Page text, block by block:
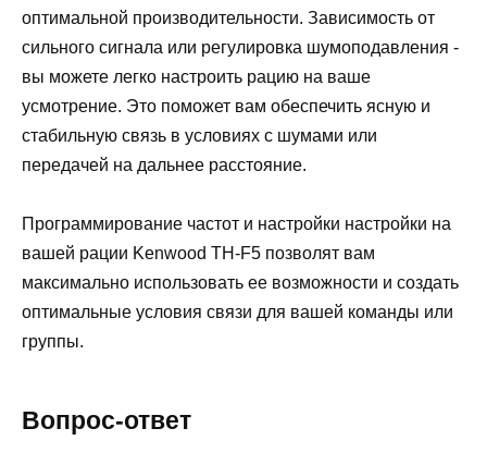
оптимальной производительности. Зависимость от
сильного сигнала или регулировка шумоподавления -
вы можете легко настроить рацию на ваше
усмотрение. Это поможет вам обеспечить ясную и
стабильную связь в условиях с шумами или
передачей на дальнее расстояние.
Программирование частот и настройки настройки на
вашей рации Kenwood TH-F5 позволят вам
максимально использовать ее возможности и создать
оптимальные условия связи для вашей команды или
группы.
Вопрос-ответ